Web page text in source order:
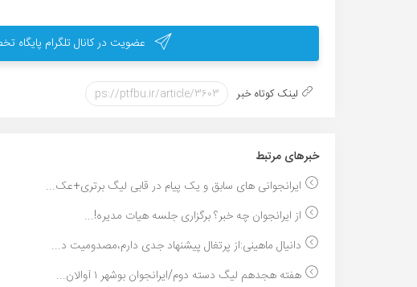
عضویت در کانال تلگرام پایگاه
لینک کوتاه خبر
خبر‌های مرتبط
ایرانجوانی های سابق و یک پیام در قابی لیگ برتری+عک...
از ایرانجوان چه خبر؟ برگزاری جلسه هیات مدیره!...
دانیال ماهینی:از پرتغال پیشنهاد جدی دارم،مصدومیت د...
هفته هجدهم لیگ دسته دوم/ایرانجوان بوشهر ۱ آوالان...